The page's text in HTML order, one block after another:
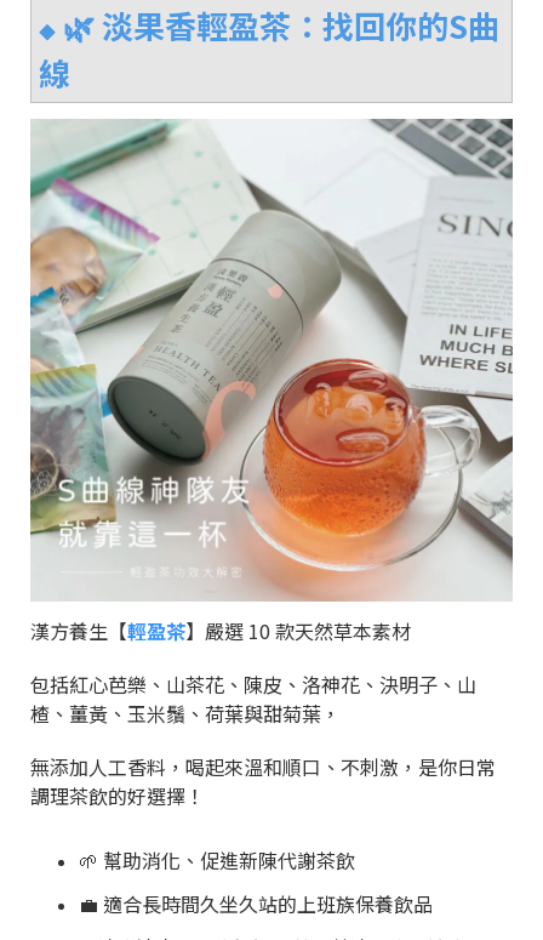
◆🌿淡果香輕盈茶：找回你的S曲
線
漢方養生【輕盈茶】嚴選 10 款天然草本素材
包括紅心芭樂、山茶花、陳皮、洛神花、決明子、山
楂、薑黃、玉米鬚、荷葉與甜菊葉，
無添加人工香料，喝起來溫和順口、不刺激，是你日常
調理茶飲的好選擇！
🌱 幫助消化、促進新陳代謝茶飲
💼 適合長時間久坐久站的上班族保養飲品